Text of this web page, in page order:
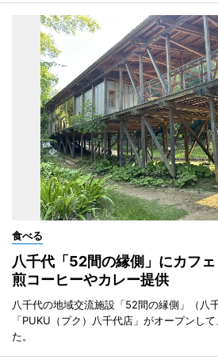
食べる
八千代「52間の縁側」にカフ
煎コーヒーやカレー提供
八千代の地域交流施設「52間の縁側」（八
「PUKU（プク）八千代店」がオープンし
た。